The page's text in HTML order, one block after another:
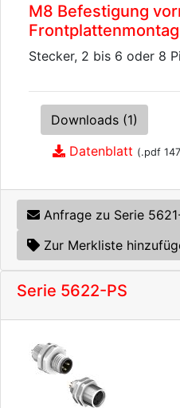
M8 Befestigung
Stecker, 2 bis 6 oder 8
Downloads (1)
Datenblatt (.pdf
Anfrage zu Serie
Zur Merkliste
Serie 5622-PS